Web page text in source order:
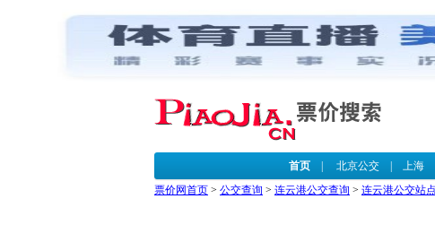
首页| 北京公交| 上海
票价网首页 > 公交查询 > 连云港公交查询 > 连云港公交站